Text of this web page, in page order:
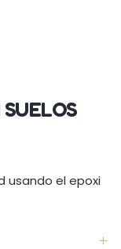
usando el epoxi